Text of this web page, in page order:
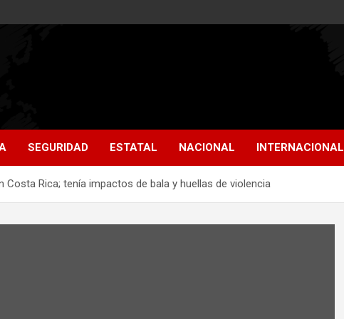
SEGURIDAD ESTATAL NACIONAL INTERNACIONAL
Costa Rica; tenía impactos de bala y huellas de violencia